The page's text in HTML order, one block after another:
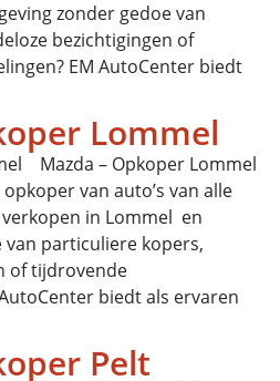
zonder gedoe van
bezichtigingen of
EM AutoCenter biedt
Lommel
Mazda – Opkoper Lommel
van auto’s van alle
in Lommel en
particuliere kopers,
of tijdrovende
biedt als ervaren
Pelt